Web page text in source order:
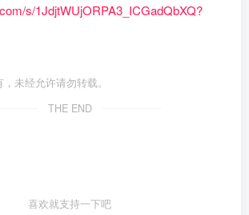
s/1JdjtWUjORPA3_ICGadQbXQ?
未经允许请勿转载。
THE END
喜欢就支持一下吧